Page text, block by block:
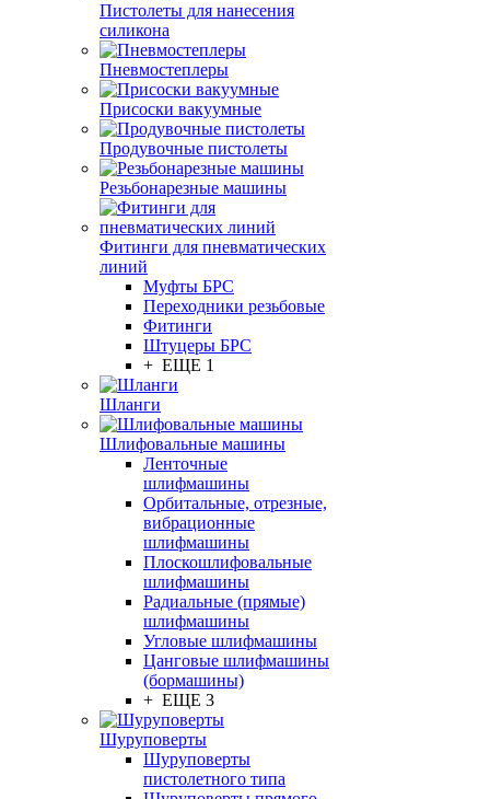
Пистолеты для нанесения
силикона
Пневмостеплеры
Присоски вакуумные
Продувочные пистолеты
Резьбонарезные машины
Фитинги для пневматических
линий
Муфты БРС
Переходники резьбовые
Фитинги
Штуцеры БРС
+ ЕЩЕ 1
Шланги
Шлифовальные машины
Ленточные
шлифмашины
Орбитальные, отрезные,
вибрационные
шлифмашины
Плоскошлифовальные
шлифмашины
Радиальные (прямые)
шлифмашины
Угловые шлифмашины
Цанговые шлифмашины
(бормашины)
+ ЕЩЕ 3
Шуруповерты
Шуруповерты
пистолетного типа